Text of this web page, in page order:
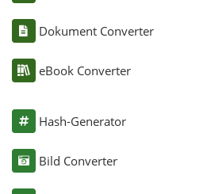
Dokument Converter
eBook Converter
Hash-Generator
Bild Converter